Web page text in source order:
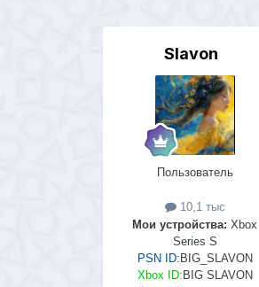
Slavon
Пользователь
10,1 тыс
Мои устройства: Xbox
Series S
PSN ID:BIG_SLAVON
Xbox ID:BIG SLAVON